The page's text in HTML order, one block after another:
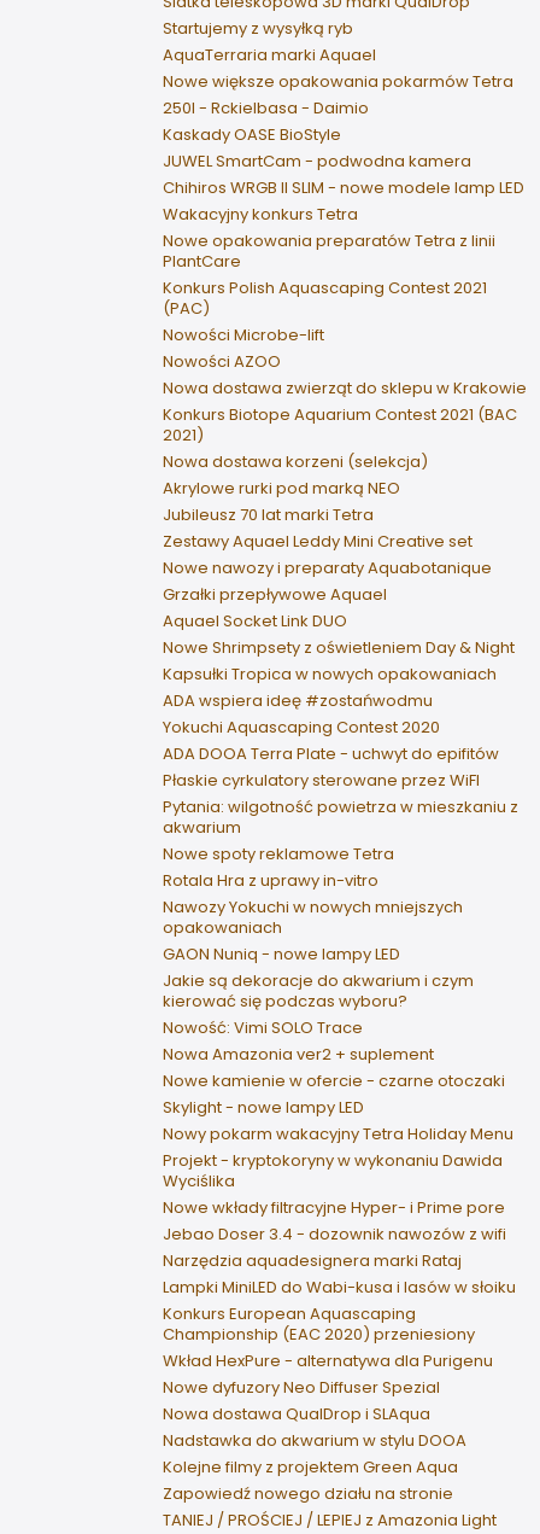
Startujemy z wysyłką ryb
AquaTerraria marki Aquael
Nowe większe opakowania pokarmów Tetra
250l - Rckielbasa - Daimio
Kaskady OASE BioStyle
JUWEL SmartCam - podwodna kamera
Chihiros WRGB II SLIM - nowe modele lamp LED
Wakacyjny konkurs Tetra
Nowe opakowania preparatów Tetra z linii
PlantCare
Konkurs Polish Aquascaping Contest 2021
(PAC)
Nowości Microbe-lift
Nowości AZOO
Nowa dostawa zwierząt do sklepu w Krakowie
Konkurs Biotope Aquarium Contest 2021 (BAC
2021)
Nowa dostawa korzeni (selekcja)
Akrylowe rurki pod marką NEO
Jubileusz 70 lat marki Tetra
Zestawy Aquael Leddy Mini Creative set
Nowe nawozy i preparaty Aquabotanique
Grzałki przepływowe Aquael
Aquael Socket Link DUO
Nowe Shrimpsety z oświetleniem Day & Night
Kapsułki Tropica w nowych opakowaniach
ADA wspiera ideę #zostańwodmu
Yokuchi Aquascaping Contest 2020
ADA DOOA Terra Plate - uchwyt do epifitów
Płaskie cyrkulatory sterowane przez WiFI
Pytania: wilgotność powietrza w mieszkaniu z
akwarium
Nowe spoty reklamowe Tetra
Rotala Hra z uprawy in-vitro
Nawozy Yokuchi w nowych mniejszych
opakowaniach
GAON Nuniq - nowe lampy LED
Jakie są dekoracje do akwarium i czym
kierować się podczas wyboru?
Nowość: Vimi SOLO Trace
Nowa Amazonia ver2 + suplement
Nowe kamienie w ofercie - czarne otoczaki
Skylight - nowe lampy LED
Nowy pokarm wakacyjny Tetra Holiday Menu
Projekt - kryptokoryny w wykonaniu Dawida
Wyciślika
Nowe wkłady filtracyjne Hyper- i Prime pore
Jebao Doser 3.4 - dozownik nawozów z wifi
Narzędzia aquadesignera marki Rataj
Lampki MiniLED do Wabi-kusa i lasów w słoiku
Konkurs European Aquascaping
Championship (EAC 2020) przeniesiony
Wkład HexPure - alternatywa dla Purigenu
Nowe dyfuzory Neo Diffuser Spezial
Nowa dostawa QualDrop i SLAqua
Nadstawka do akwarium w stylu DOOA
Kolejne filmy z projektem Green Aqua
Zapowiedź nowego działu na stronie
TANIEJ / PROŚCIEJ / LEPIEJ z Amazonia Light